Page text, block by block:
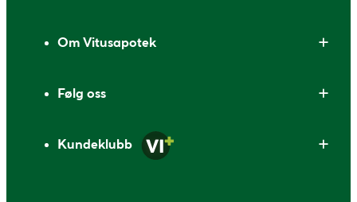
Om Vitusapotek
Følg oss
Kundeklubb